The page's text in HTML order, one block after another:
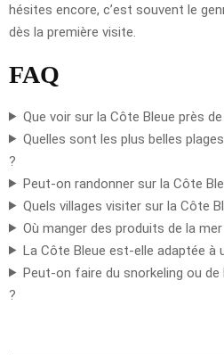
hésites encore, c’est souvent le
dès la première visite.
FAQ
Que voir sur la Côte Bleue près
Quelles sont les plus belles
?
Peut-on randonner sur la Côte
Quels villages visiter sur la Côte
Où manger des produits de la
La Côte Bleue est-elle adaptée à
Peut-on faire du snorkeling ou de
?